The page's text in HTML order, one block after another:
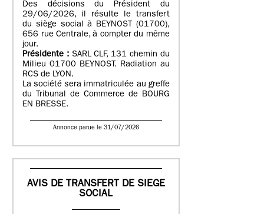
Des décisions du Président du
29/06/2026, il résulte le transfert
du siège social à BEYNOST (01700),
656 rue Centrale, à compter du même
jour.
Présidente :SARL CLF, 131 chemin du
Milieu 01700 BEYNOST. Radiation au
RCS de LYON.
La société sera immatriculée au greffe
du Tribunal de Commerce de BOURG
EN BRESSE.
Annonce parue le 31/07/2026
AVIS DE TRANSFERT DE SIEGE
SOCIAL